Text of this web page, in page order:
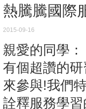
熱騰騰國際
2015-09-16
親愛的同學：
有個超讚的
來參與!我們
詮釋服務學